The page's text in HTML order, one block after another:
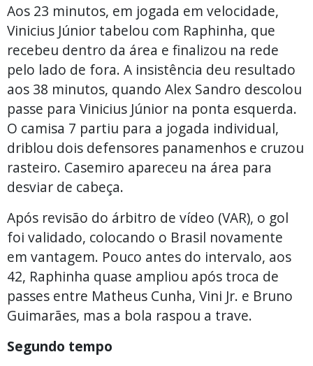
Aos 23 minutos, em jogada em velocidade,
Vinicius Júnior tabelou com Raphinha, que
recebeu dentro da área e finalizou na rede
pelo lado de fora. A insistência deu resultado
aos 38 minutos, quando Alex Sandro descolou
passe para Vinicius Júnior na ponta esquerda.
O camisa 7 partiu para a jogada individual,
driblou dois defensores panamenhos e cruzou
rasteiro. Casemiro apareceu na área para
desviar de cabeça.
Após revisão do árbitro de vídeo (VAR), o gol
foi validado, colocando o Brasil novamente
em vantagem. Pouco antes do intervalo, aos
42, Raphinha quase ampliou após troca de
passes entre Matheus Cunha, Vini Jr. e Bruno
Guimarães, mas a bola raspou a trave.
Segundo tempo